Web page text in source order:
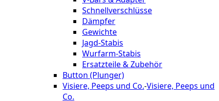
Schnellverschlüsse
Dämpfer
Gewichte
Jagd-Stabis
Wurfarm-Stabis
Ersatzteile & Zubehör
Button (Plunger)
Visiere, Peeps und Co.-Visiere, Peeps und
Co.